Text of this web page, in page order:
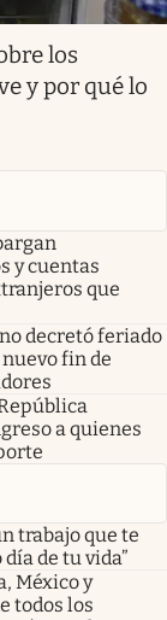
los
y por qué lo
y cuentas
que
decretó feriado
fin de
a quienes
trabajo que te
de tu vida”
México y
todos los